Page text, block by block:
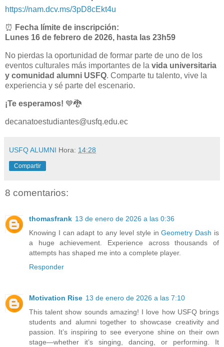
https://nam.dcv.ms/3pD8cEkt4u
⏰ Fecha límite de inscripción:
Lunes 16 de febrero de 2026, hasta las 23h59
No pierdas la oportunidad de formar parte de uno de los
eventos culturales más importantes de la vida universitaria
y comunidad alumni USFQ. Comparte tu talento, vive la
experiencia y sé parte del escenario.
¡Te esperamos! 💙🐉
decanatoestudiantes@usfq.edu.ec
USFQ ALUMNI Hora: 14:28
Compartir
8 comentarios:
thomasfrank 13 de enero de 2026 a las 0:36
Knowing I can adapt to any level style inGeometry Dash is
a huge achievement. Experience across thousands of
attempts has shaped me into a complete player.
Responder
Motivation Rise 13 de enero de 2026 a las 7:10
This talent show sounds amazing! I love how USFQ brings
students and alumni together to showcase creativity and
passion. It’s inspiring to see everyone shine on their own
stage—whether it’s singing, dancing, or performing. It